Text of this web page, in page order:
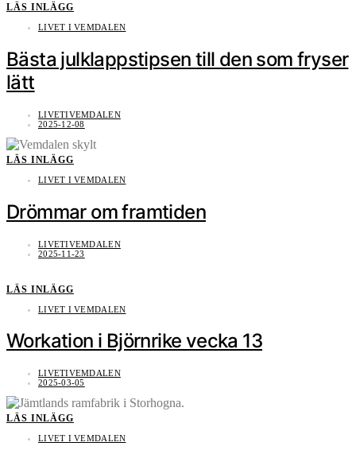
LÄS INLÄGG
LIVET I VEMDALEN
Bästa julklappstipsen till den som fryser
lätt
LIVETIVEMDALEN
2025-12-08
LÄS INLÄGG
LIVET I VEMDALEN
Drömmar om framtiden
LIVETIVEMDALEN
2025-11-23
LÄS INLÄGG
LIVET I VEMDALEN
Workation i Björnrike vecka 13
LIVETIVEMDALEN
2025-03-05
LÄS INLÄGG
LIVET I VEMDALEN